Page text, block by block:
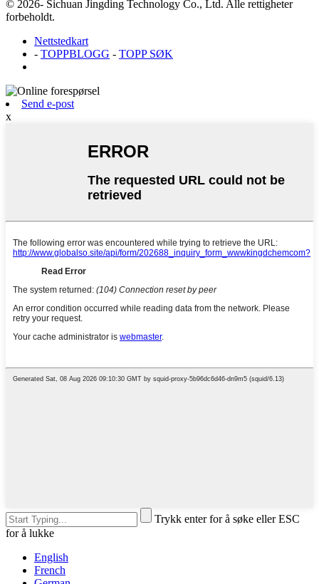
© 2026- Sichuan Jingding Technology Co., Ltd. Alle rettigheter
forbeholdt.
Nettstedkart
- TOPPBLOGG - TOPP SØK
Send e-post
x
Trykk enter for å søke eller ESC
for å lukke
English
French